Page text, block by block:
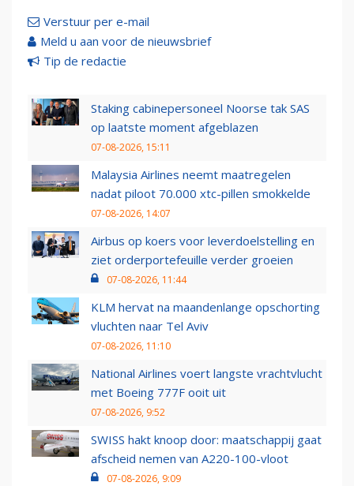
Verstuur per e-mail
Meld u aan voor de nieuwsbrief
Tip de redactie
Staking cabinepersoneel Noorse tak SAS
op laatste moment afgeblazen
07-08-2026, 15:11
Malaysia Airlines neemt maatregelen
nadat piloot 70.000 xtc-pillen smokkelde
07-08-2026, 14:07
Airbus op koers voor leverdoelstelling en
ziet orderportefeuille verder groeien
07-08-2026, 11:44
KLM hervat na maandenlange opschorting
vluchten naar Tel Aviv
07-08-2026, 11:10
National Airlines voert langste vrachtvlucht
met Boeing 777F ooit uit
07-08-2026, 9:52
SWISS hakt knoop door: maatschappij gaat
afscheid nemen van A220-100-vloot
07-08-2026, 9:09